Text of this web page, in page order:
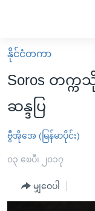
လွယ်ကူ
စေ
Link
များ
ပင်မ
မူလစာမျက်နှာ
မြန်မာ
ကမ္ဘာ့သတင်းများ
နိုင်ငံတကာ
အစ္စရေး-ပါလက်စတိုင်
ဗွီဒီယို
အင်္ဂလိပ်စာလေ့လာမ
နိုင်ငံတကာ
Soros တက္
ဆန္ဒပြ
ဗွီအိုအေ (မြန်မာပိုင်း)
၀၃ ဧၿပီ၊ ၂၀၁၇
မျှဝေပါ